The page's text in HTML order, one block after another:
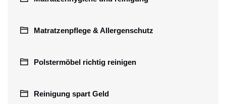
Matratzenpflege & Allergenschutz
Polstermöbel richtig reinigen
Reinigung spart Geld